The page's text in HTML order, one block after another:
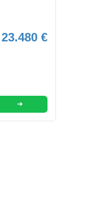
23.480 €
➜